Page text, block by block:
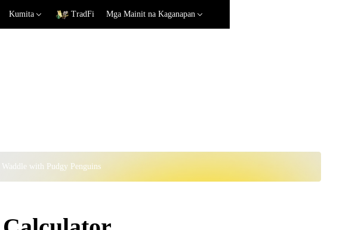
Kumita TradFi Mga Mainit na Kaganapan
with Pudgy Penguins